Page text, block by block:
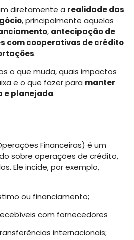
diretamente a realidade das
, principalmente aquelas
, antecipação de
com cooperativas de crédito
.
o que muda, quais impactos
e o que fazer para manter
e planejada.
Financeiras) é um
sobre operações de crédito,
Ele incide, por exemplo,
ou financiamento;
com fornecedores
internacionais;